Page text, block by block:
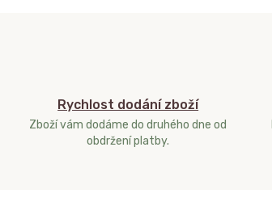
Rychlost dodání zboží
Zboží vám dodáme do druhého dne od
obdržení platby.